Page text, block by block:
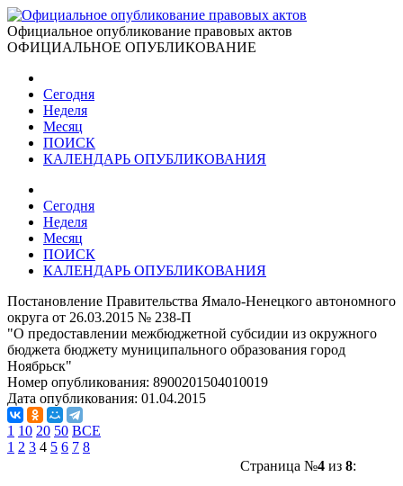
Официальное опубликование правовых актов
ОФИЦИАЛЬНОЕ ОПУБЛИКОВАНИЕ
Сегодня
Неделя
Месяц
ПОИСК
КАЛЕНДАРЬ ОПУБЛИКОВАНИЯ
Сегодня
Неделя
Месяц
ПОИСК
КАЛЕНДАРЬ ОПУБЛИКОВАНИЯ
Постановление Правительства Ямало-Ненецкого автономного
округа от 26.03.2015 № 238-П
"О предоставлении межбюджетной субсидии из окружного
бюджета бюджету муниципального образования город
Ноябрьск"
Номер опубликования: 8900201504010019
Дата опубликования: 01.04.2015
1 10 20 50 ВСЕ
1 2 3 4 5 6 7 8
Страница №4из 8: